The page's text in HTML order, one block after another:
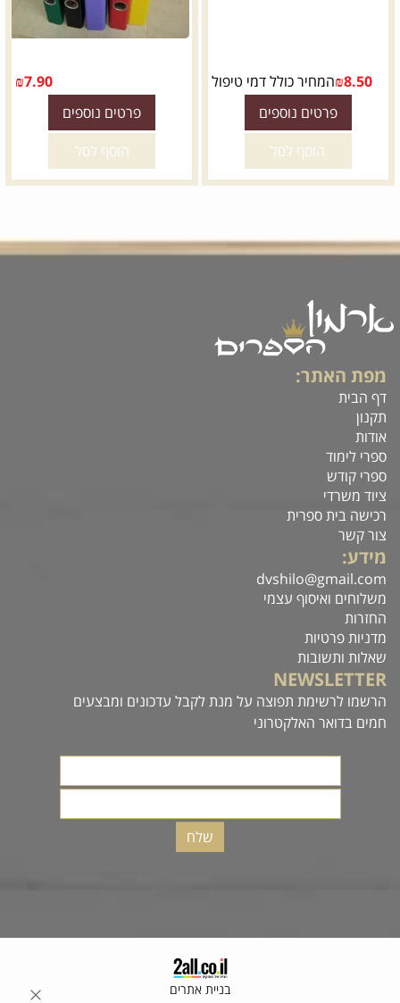
₪8.50 המחיר כולל דמי טיפול
פרטים נוספים
הוסף לסל
₪7.90
פרטים נוספים
הוסף לסל
מפת האתר:
דף הבית
תקנון
אודות
ספרי לימוד
ספרי קודש
ציוד משרדי
רכישה בית ספרית
צור קשר
מידע:
dvshilo@gmail.com
משלוחים ואיסוף עצמי
החזרות
מדניות פרטיות
שאלות ותשובות
NEWSLETTER
הרשמו לרשימת תפוצה על מנת לקבל עדכונים ומבצעים
חמים בדואר האלקטרוני
בניית אתרים